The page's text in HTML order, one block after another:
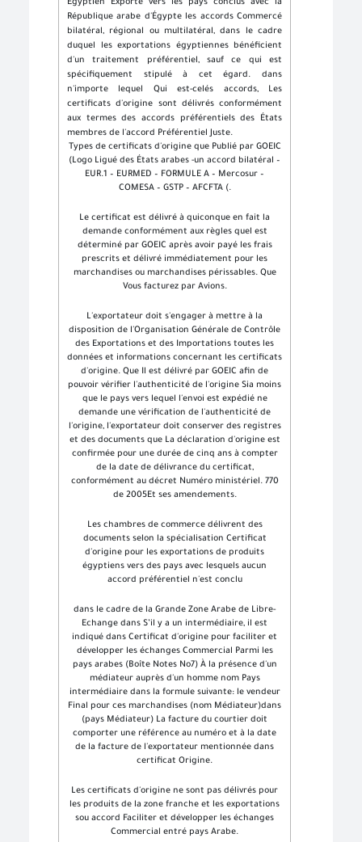
Égyptien Exporté vers les pays conclus avec la
République arabe d'Égypte les accords Commercé
bilatéral, régional ou multilatéral, dans le cadre
duquel les exportations égyptiennes bénéficient
d'un traitement préférentiel, sauf ce qui est
spécifiquement stipulé à cet égard. dans
n'importe lequel Qui est-celés accords, Les
certificats d'origine sont délivrés conformément
aux termes des accords préférentiels des États
membres de l'accord Préférentiel Juste.
Types de certificats d'origine que Publié par GOEIC
(Logo Ligué des États arabes -un accord bilatéral –
EUR.1 – EURMED – FORMULE A – Mercosur –
COMESA – GSTP – AFCFTA (.
Le certificat est délivré à quiconque en fait la
demande conformément aux règles quel est
déterminé par GOEIC après avoir payé les frais
prescrits et délivré immédiatement pour les
marchandises ou marchandises périssables. Que
Vous facturez par Avions.
L'exportateur doit s'engager à mettre à la
disposition de l'Organisation Générale de Contrôle
des Exportations et des Importations toutes les
données et informations concernant les certificats
d'origine. Que Il est délivré par GOEIC afin de
pouvoir vérifier l'authenticité de l'origine Sia moins
que le pays vers lequel l'envoi est expédié ne
demande une vérification de l'authenticité de
l'origine, l'exportateur doit conserver des registres
et des documents que La déclaration d'origine est
confirmée pour une durée de cinq ans à compter
de la date de délivrance du certificat,
conformément au décret Numéro ministériel. 770
de 2005Et ses amendements.
Les chambres de commerce délivrent des
documents selon la spécialisation Certificat
d'origine pour les exportations de produits
égyptiens vers des pays avec lesquels aucun
accord préférentiel n'est conclu
dans le cadre de la Grande Zone Arabe de Libre-
Echange dans S’il y a un intermédiaire, il est
indiqué dans Certificat d'origine pour faciliter et
développer les échanges Commercial Parmi les
pays arabes (Boîte Notes No7) À la présence d'un
médiateur auprès d'un homme nom Pays
intermédiaire dans la formule suivante: le vendeur
Final pour ces marchandises (nom Médiateur)dans
(pays Médiateur) La facture du courtier doit
comporter une référence au numéro et à la date
de la facture de l'exportateur mentionnée dans
certificat Origine.
Les certificats d'origine ne sont pas délivrés pour
les produits de la zone franche et les exportations
sou accord Faciliter et développer les échanges
Commercial entré pays Arabe.